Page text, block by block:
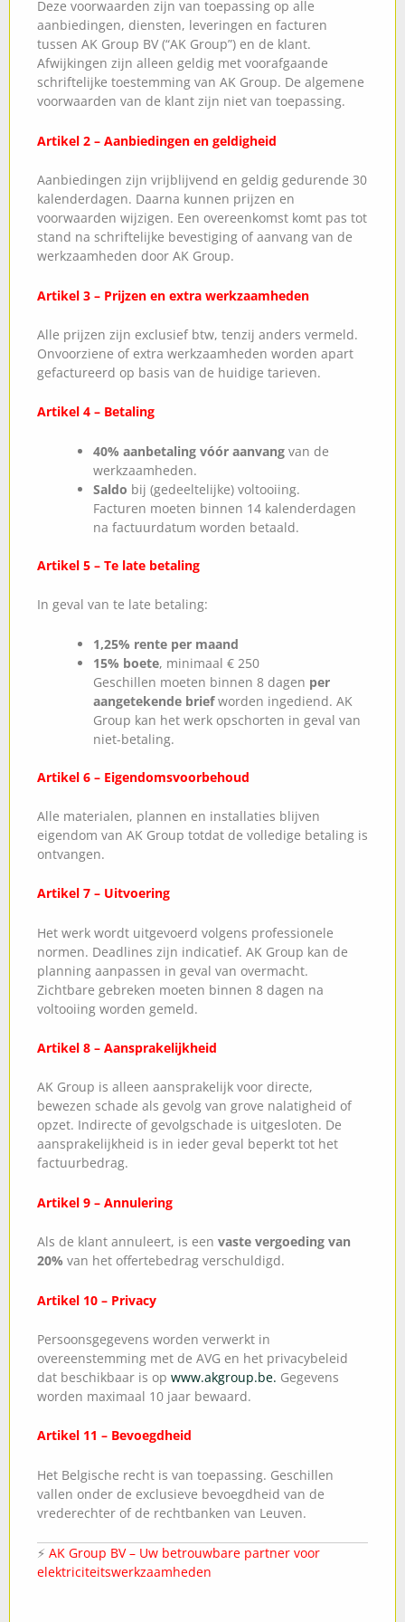
Deze voorwaarden zijn van toepassing op alle
aanbiedingen, diensten, leveringen en facturen
tussen AK Group BV (“AK Group”) en de klant.
Afwijkingen zijn alleen geldig met voorafgaande
schriftelijke toestemming van AK Group. De algemene
voorwaarden van de klant zijn niet van toepassing.
Artikel 2 – Aanbiedingen en geldigheid
Aanbiedingen zijn vrijblijvend en geldig gedurende 30
kalenderdagen. Daarna kunnen prijzen en
voorwaarden wijzigen. Een overeenkomst komt pas tot
stand na schriftelijke bevestiging of aanvang van de
werkzaamheden door AK Group.
Artikel 3 – Prijzen en extra werkzaamheden
Alle prijzen zijn exclusief btw, tenzij anders vermeld.
Onvoorziene of extra werkzaamheden worden apart
gefactureerd op basis van de huidige tarieven.
Artikel 4 – Betaling
40% aanbetaling vóór aanvang van de
werkzaamheden.
Saldo bij (gedeeltelijke) voltooiing.
Facturen moeten binnen 14 kalenderdagen
na factuurdatum worden betaald.
Artikel 5 – Te late betaling
In geval van te late betaling:
1,25% rente per maand
15% boete, minimaal € 250
Geschillen moeten binnen 8 dagen per
aangetekende briefworden ingediend. AK
Group kan het werk opschorten in geval van
niet-betaling.
Artikel 6 – Eigendomsvoorbehoud
Alle materialen, plannen en installaties blijven
eigendom van AK Group totdat de volledige betaling is
ontvangen.
Artikel 7 – Uitvoering
Het werk wordt uitgevoerd volgens professionele
normen. Deadlines zijn indicatief. AK Group kan de
planning aanpassen in geval van overmacht.
Zichtbare gebreken moeten binnen 8 dagen na
voltooiing worden gemeld.
Artikel 8 – Aansprakelijkheid
AK Group is alleen aansprakelijk voor directe,
bewezen schade als gevolg van grove nalatigheid of
opzet. Indirecte of gevolgschade is uitgesloten. De
aansprakelijkheid is in ieder geval beperkt tot het
factuurbedrag.
Artikel 9 – Annulering
Als de klant annuleert, is een vaste vergoeding van
20% van het offertebedrag verschuldigd.
Artikel 10 – Privacy
Persoonsgegevens worden verwerkt in
overeenstemming met de AVG en het privacybeleid
dat beschikbaar is op www.akgroup.be. Gegevens
worden maximaal 10 jaar bewaard.
Artikel 11 – Bevoegdheid
Het Belgische recht is van toepassing. Geschillen
vallen onder de exclusieve bevoegdheid van de
vrederechter of de rechtbanken van Leuven.
⚡ AK Group BV – Uw betrouwbare partner voor
elektriciteitswerkzaamheden